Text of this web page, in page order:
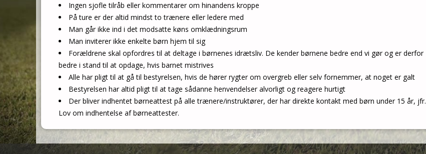
Ingen sjofle tilråb eller kommentarer om hinandens kroppe
På ture er der altid mindst to trænere eller ledere med
Man går ikke ind i det modsatte køns omklædningsrum
Man inviterer ikke enkelte børn hjem til sig
Forældrene skal opfordres til at deltage i børnenes idrætsliv. De kender børnene bedre end vi gør og er derfor
bedre i stand til at opdage, hvis barnet mistrives
Alle har pligt til at gå til bestyrelsen, hvis de hører rygter om overgreb eller selv fornemmer, at noget er galt
Bestyrelsen har altid pligt til at tage sådanne henvendelser alvorligt og reagere hurtigt
Der bliver indhentet børneattest på alle trænere/instruktører, der har direkte kontakt med børn under 15 år, jfr.
Lov om indhentelse af børneattester.